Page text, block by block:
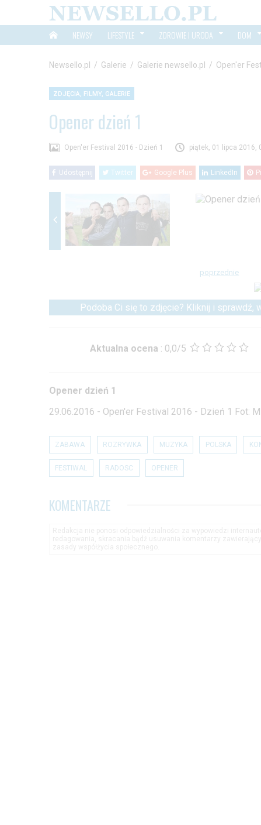
NEWSY LIFESTYLE ZDROWIE I URODA DOM
Newsello.pl / Galerie / Galerie newsello.pl / Open'er
ZDJĘCIA, FILMY, GALERIE
Opener dzień 1
Open'er Festival 2016 - Dzień 1 piątek, 01 lipca 2016,
Udostępnij Twitter Google Plus LinkedIn
poprzednie
Podoba Ci się to zdjęcie? Kliknij i
Aktualna ocena : 0,0/5
Opener dzień 1
29.06.2016 - Open'er Festival 2016 - Dzień 1 Fot:
ZABAWA ROZRYWKA MUZYKA POLSKA
FESTIWAL RADOSC OPENER
KOMENTARZE